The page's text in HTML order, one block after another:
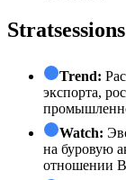
Trend:
экспорта,
Watch:
на буровую
отношении